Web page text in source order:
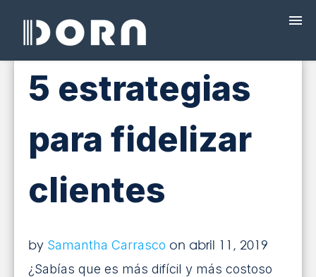
¿QUÉ ES DORA?
CAPACITACIÓN
5 estrategias
para fidelizar
clientes
by Samantha Carrasco on abril 11, 2019
¿Sabías que es más difícil y más costoso